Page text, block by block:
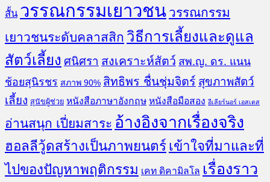
สั้น วรรณกรรมเยาวชน วรรณกรรม
เยาวชนระดับคลาสสิก วิธีการเลี้ยงและดูแล
สัตว์เลี้ยง ศนิศรา สงเคราะห์สัตว์ สพ.ญ. ดร. แนน
ช้อยสุนิรชร สภาพ 90% สิทธิพร ชื่นชุ่มจิตร์ สุขภาพสัตว์
เลี้ยง สุนัขผู้ช่วย หนังสือภาษาอังกฤษ หนังสือมือสอง อีเลียร์นอร์ เอสเตส
อ่านสนุก เปี่ยมสาระ อ้างอิงจากเรื่องจริง
ฮอลลีวู้ดสร้างเป็นภาพยนตร์ เข้าใจที่มาและที่
ไปของปัญหาพฤติกรรม เคท ดิคามิลโล เรื่องราว